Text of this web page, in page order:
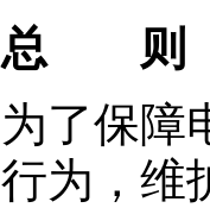
则
保障电
为，维